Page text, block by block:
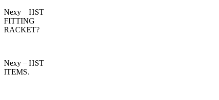
Nexy – HST
FITTING
RACKET?
Nexy – HST
ITEMS.